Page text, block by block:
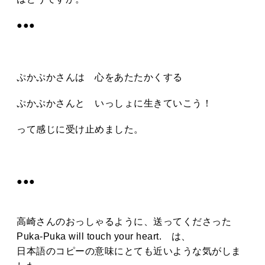
●●●
ぷかぷかさんは 心をあたたかくする
ぷかぷかさんと いっしょに生きていこう！
って感じに受け止めました。
●●●
高崎さんのおっしゃるように、送ってくださった
Puka-Puka will touch your heart. は、
日本語のコピーの意味にとても近いような気がしま